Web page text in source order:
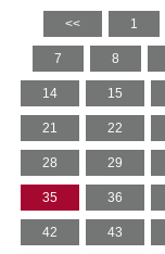
<< 1
7 8
14 15
21 22
28 29
35 36
42 43